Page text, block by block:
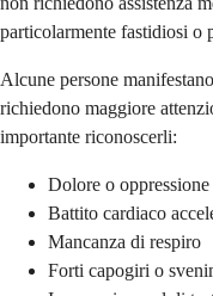
particolarmente fastidiosi o
Alcune persone
richiedono maggiore
importante riconoscerli:
Dolore o
Battito cardiaco
Mancanza di respiro
Forti capogiri o